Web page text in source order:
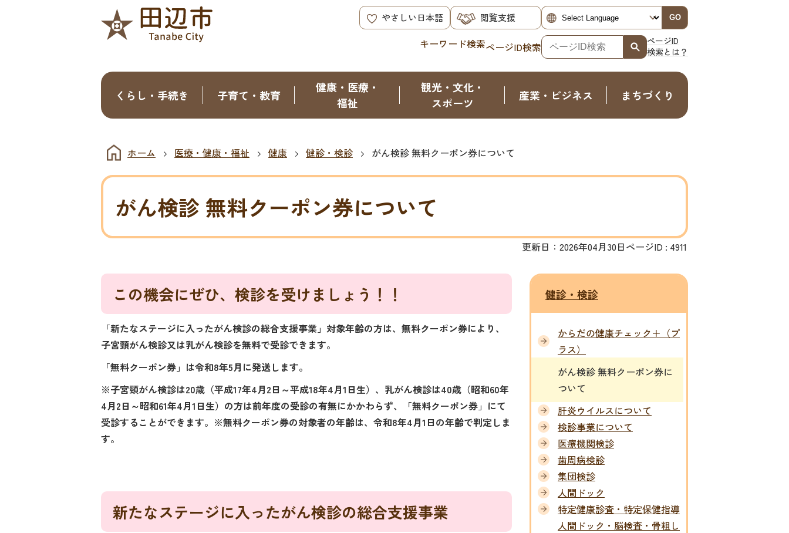
やさしい日本語 閲覧支援 GO
キーワード検索ページID検索
ページID
検索とは？
くらし・手続き 子育て・教育
健康・医療・
福祉
観光・文化・
スポーツ
産業・ビジネス まちづくり
ホーム 医療・健康・福祉 健康 健診・検診 がん検診 無料クーポン券について
がん検診 無料クーポン券について
更新日：2026年04月30日ページID : 4911
この機会にぜひ、検診を受けましょう！！
「新たなステージに入ったがん検診の総合支援事業」対象年齢の方は、無料クーポン券により、
子宮頸がん検診又は乳がん検診を無料で受診できます。
「無料クーポン券」は令和8年5月に発送します。
※子宮頸がん検診は20歳（平成17年4月2日～平成18年4月1日生）、乳がん検診は40歳（昭和60年
4月2日～昭和61年4月1日生）の方は前年度の受診の有無にかかわらず、「無料クーポン券」にて
受診することができます。※無料クーポン券の対象者の年齢は、令和8年4月1日の年齢で判定しま
す。
新たなステージに入ったがん検診の総合支援事業
健診・検診
からだの健康チェック＋（プ
ラス）
がん検診 無料クーポン券に
ついて
肝炎ウイルスについて
検診事業について
医療機関検診
歯周病検診
集団検診
人間ドック
特定健康診査・特定保健指導
人間ドック・脳検査・骨粗し